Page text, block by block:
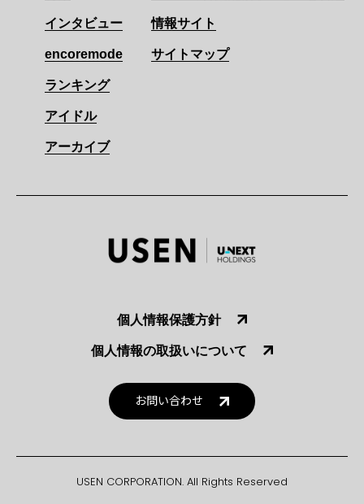
インタビュー
encoremode
ランキング
アイドル
アーカイブ
情報サイト
サイトマップ
個人情報保護方針
個人情報の取扱いについて
お問い合わせ
USEN CORPORATION. All Rights Reserved